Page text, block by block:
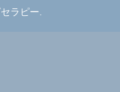
ラピー.